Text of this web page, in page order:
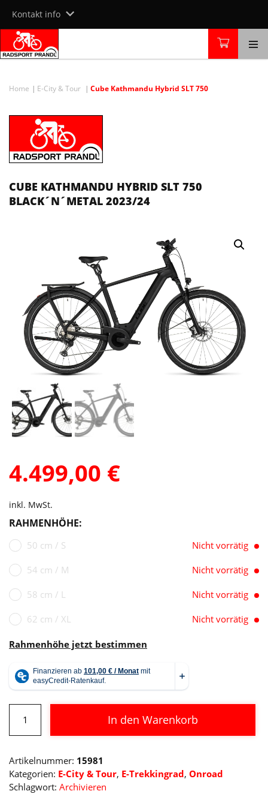
content
Kontakt info
Home E-City & Tour Cube Kathmandu Hybrid SLT 750
CUBE KATHMANDU HYBRID SLT 750
BLACK´N´METAL 2023/24
4.499,00 €
inkl. MwSt.
RAHMENHÖHE:
50 cm / S Nicht vorrätig
54 cm / M Nicht vorrätig
58 cm / L Nicht vorrätig
62 cm / XL Nicht vorrätig
Rahmenhöhe jetzt bestimmen
Kathmandu
Hybrid
750
Menge
In den Warenkorb
Artikelnummer: 15981
Kategorien: E-City & Tour, E-Trekkingrad, Onroad
Schlagwort: Archivieren